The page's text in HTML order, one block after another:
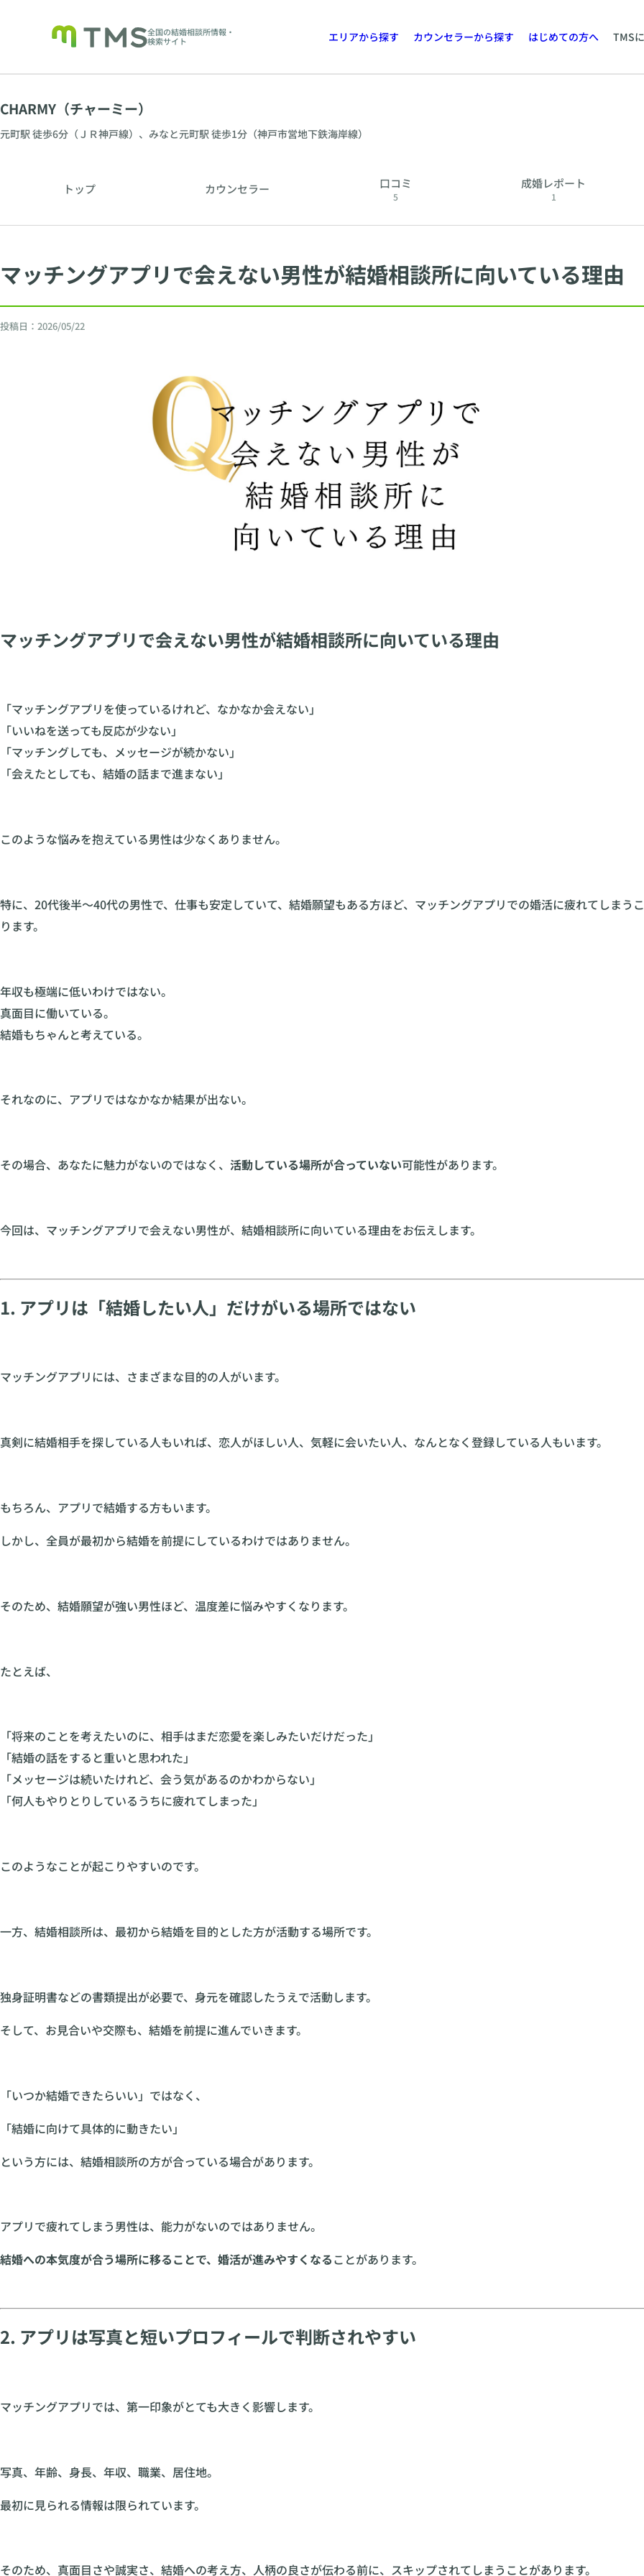
全国の結婚相談所情報・
検索サイト
エリアから探す カウンセラーから探す はじめての方へ TMS
CHARMY（チャーミー）
元町駅 徒歩6分（ＪＲ神戸線）、みなと元町駅 徒歩1分（神戸市営地下鉄海岸線）
トップ カウンセラー 口コミ
5
成婚レポート
1
マッチングアプリで会えない男性が結婚相談所に向いている理由
投稿日： 2026/05/22
マッチングアプリで会えない男性が結婚相談所に向いている理由
「マッチングアプリを使っているけれど、なかなか会えない」
「いいねを送っても反応が少ない」
「マッチングしても、メッセージが続かない」
「会えたとしても、結婚の話まで進まない」
このような悩みを抱えている男性は少なくありません。
特に、20代後半〜40代の男性で、仕事も安定していて、結婚願望もある方ほど、マッチングアプリでの婚活に疲れてしまう
ります。
年収も極端に低いわけではない。
真面目に働いている。
結婚もちゃんと考えている。
それなのに、アプリではなかなか結果が出ない。
その場合、あなたに魅力がないのではなく、 活動している場所が合っていない可能性があります。
今回は、マッチングアプリで会えない男性が、結婚相談所に向いている理由をお伝えします。
1. アプリは「結婚したい人」だけがいる場所ではない
マッチングアプリには、さまざまな目的の人がいます。
真剣に結婚相手を探している人もいれば、恋人がほしい人、気軽に会いたい人、なんとなく登録している人もいます。
もちろん、アプリで結婚する方もいます。
しかし、全員が最初から結婚を前提にしているわけではありません。
そのため、結婚願望が強い男性ほど、温度差に悩みやすくなります。
たとえば、
「将来のことを考えたいのに、相手はまだ恋愛を楽しみたいだけだった」
「結婚の話をすると重いと思われた」
「メッセージは続いたけれど、会う気があるのかわからない」
「何人もやりとりしているうちに疲れてしまった」
このようなことが起こりやすいのです。
一方、結婚相談所は、最初から結婚を目的とした方が活動する場所です。
独身証明書などの書類提出が必要で、身元を確認したうえで活動します。
そして、お見合いや交際も、結婚を前提に進んでいきます。
「いつか結婚できたらいい」ではなく、
「結婚に向けて具体的に動きたい」
という方には、結婚相談所の方が合っている場合があります。
アプリで疲れてしまう男性は、能力がないのではありません。
結婚への本気度が合う場所に移ることで、婚活が進みやすくなることがあります。
2. アプリは写真と短いプロフィールで判断されやすい
マッチングアプリでは、第一印象がとても大きく影響します。
写真、年齢、身長、年収、職業、居住地。
最初に見られる情報は限られています。
そのため、真面目さや誠実さ、結婚への考え方、人柄の良さが伝わる前に、スキップされてしまうことがあります。